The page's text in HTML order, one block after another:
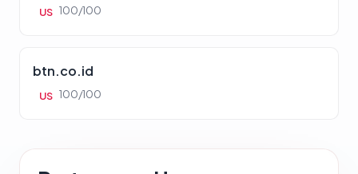
US 100/100
btn.co.id
US 100/100